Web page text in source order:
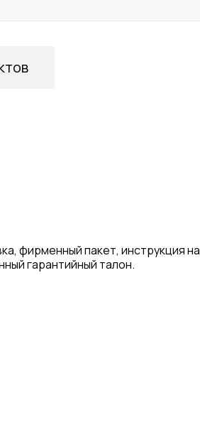
фирменный пакет, инструкция на
гарантийный талон.